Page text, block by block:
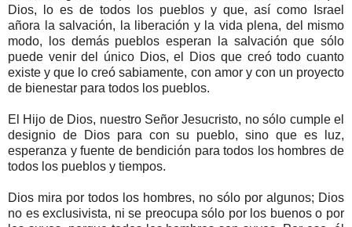
Dios, lo es de todos los pueblos y que, así como Israel
añora la salvación, la liberación y la vida plena, del mismo
modo, los demás pueblos esperan la salvación que sólo
puede venir del único Dios, el Dios que creó todo cuanto
existe y que lo creó sabiamente, con amor y con un proyecto
de bienestar para todos los pueblos.
El Hijo de Dios, nuestro Señor Jesucristo, no sólo cumple el
designio de Dios para con su pueblo, sino que es luz,
esperanza y fuente de bendición para todos los hombres de
todos los pueblos y tiempos.
Dios mira por todos los hombres, no sólo por algunos; Dios
no es exclusivista, ni se preocupa sólo por los buenos o por